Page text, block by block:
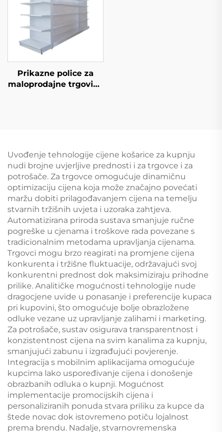
Prikazne police za
maloprodajne trgovine
Uvođenje tehnologije cijene košarice za kupnju
nudi brojne uvjerljive prednosti i za trgovce i za
potrošače. Za trgovce omogućuje dinamičnu
optimizaciju cijena koja može značajno povećati
maržu dobiti prilagođavanjem cijena na temelju
stvarnih tržišnih uvjeta i uzoraka zahtjeva.
Automatizirana priroda sustava smanjuje ručne
pogreške u cjenama i troškove rada povezane s
tradicionalnim metodama upravljanja cijenama.
Trgovci mogu brzo reagirati na promjene cijena
konkurenta i tržišne fluktuacije, održavajući svoj
konkurentni prednost dok maksimiziraju prihodne
prilike. Analitičke mogućnosti tehnologije nude
dragocjene uvide u ponasanje i preferencije kupaca
pri kupovini, što omogućuje bolje obrazložene
odluke vezane uz upravljanje zalihami i marketing.
Za potrošače, sustav osigurava transparentnost i
konzistentnost cijena na svim kanalima za kupnju,
smanjujući zabunu i izgrađujući povjerenje.
Integracija s mobilnim aplikacijama omogućuje
kupcima lako uspoređivanje cijena i donošenje
obrazbanih odluka o kupnji. Mogućnost
implementacije promocijskih cijena i
personaliziranih ponuda stvara priliku za kupce da
štede novac dok istovremeno potiču lojalnost
prema brendu. Nadalje, stvarnovremenska